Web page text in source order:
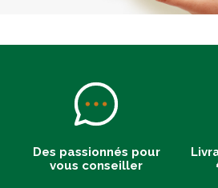
Des passionnés pour
vous conseiller